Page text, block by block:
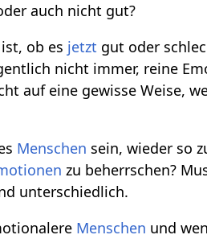
auch nicht gut?
ob es jetzt gut oder
nicht immer, reine
auf eine gewisse Weise,
Menschen sein, wieder so
zu beherrschen?
unterschiedlich.
Menschen und